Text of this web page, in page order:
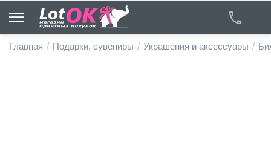
Главная / Подарки, сувениры / Украшения и аксессуары /